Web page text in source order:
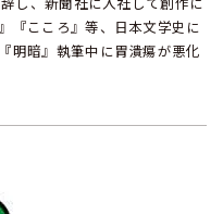
『こころ』等、日本文学史に
明暗』執筆中に胃潰瘍が悪化